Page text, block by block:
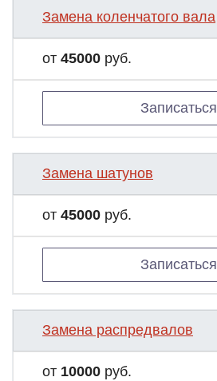
Замена коленчатого вала
от 45000 руб.
Записаться
Замена шатунов
от 45000 руб.
Записаться
Замена распредвалов
от 10000 руб.